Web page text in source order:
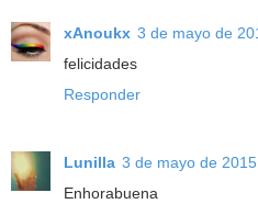
xAnoukx 3 de mayo de
felicidades
Responder
Lunilla 3 de mayo de
Enhorabuena